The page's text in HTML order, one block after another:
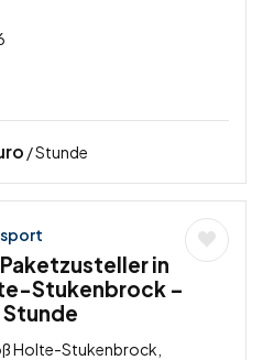
/ Stunde
in
Stukenbrock –
Stunde
Holte-Stukenbrock,